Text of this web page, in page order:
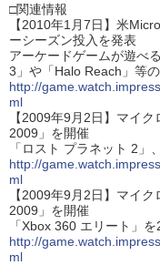
□関連情報
【2010年1月7日】米
ーシーズン投入を発表
アーケードゲームが遊べ
3」や「Halo Reach」等
http://
ml
【2009年9月2日】マイ
2009」を開催
「ロスト プラネット 2」
http://
ml
【2009年9月2日】マイ
2009」を開催
「Xbox 360 エリート」
http://
ml